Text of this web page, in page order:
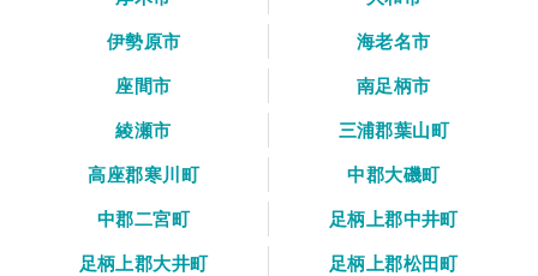
伊勢原市
海老名市
座間市
南足柄市
綾瀬市
三浦郡葉山町
高座郡寒川町
中郡大磯町
中郡二宮町
足柄上郡中井町
足柄上郡大井町
足柄上郡松田町